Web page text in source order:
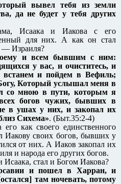
вывел тебя из земли
да не будет у тебя других
Исаака и Иакова с его
для них. А как он стал
— Израиля?
и всем бывшим с ним:
у вас, и очиститесь, и
и пойдем в Вефиль;
Который услышал меня в
со мною в пути, которым я
богов чужих, бывших в
в ушах у них, и закопал их
Сихема». (Быт.35:2-4)
как своего единственного
Иакову своих богов, бывших у
от них. А Иаков закопал их
и народа его других богов.
стал и Богом Иакова?
и пошел в Харран, и
там ночевать, потому